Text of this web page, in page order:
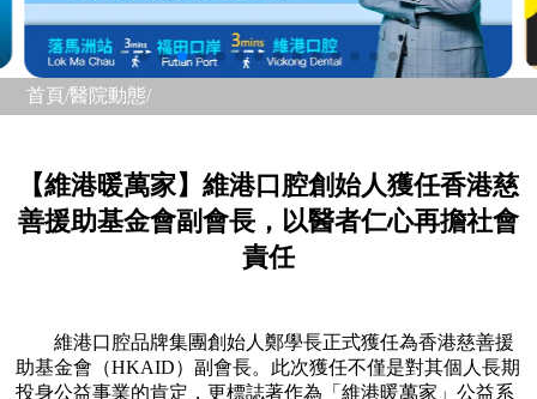
首頁/醫院動態/
【維港暖萬家】維港口腔創始人獲任香港慈
善援助基金會副會長，以醫者仁心再擔社會
責任
維港口腔品牌集團創始人鄭學長正式獲任為香港慈善援
助基金會（HKAID）副會長。此次獲任不僅是對其個人長期
投身公益事業的肯定，更標誌著作為「維港暖萬家」公益系